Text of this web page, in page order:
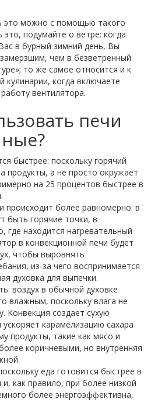
это можно с помощью такого
подумайте о ветре: когда
в бурный зимний день, Вы
чем в безветренный
то же самое относится и к
кулинарии, когда включаете
вентилятора.
печи
быстрее: поскольку горячий
продукты, а не просто окружает
на 25 процентов быстрее в
происходит более равномерно: в
быть горячие точки, в
где находится нагревательный
в конвекционной печи будет
чтобы выровнять
из-за чего воспринимается
духовка для выпечки.
воздух в обычной духовке
влажным, поскольку влага не
Конвекция создает сухую
карамелизацию сахара
продукты, такие как мясо и
коричневыми, но внутренняя
еда готовится быстрее в
как правило, при более низкой
более энергоэффективна,